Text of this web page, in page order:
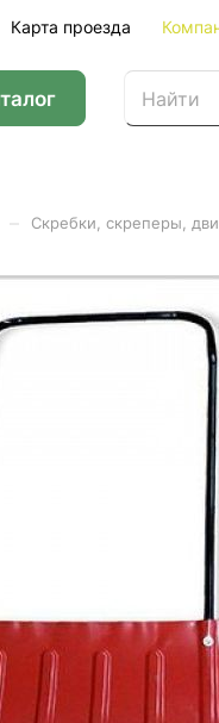
Карта проезда
Скребки, скреперы,